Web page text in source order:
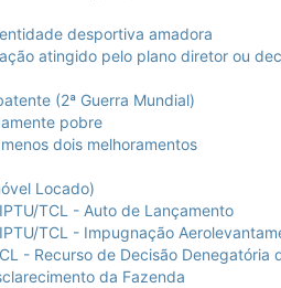
desportiva amadora
atingido pelo plano diretor ou
(2ª Guerra Mundial)
pobre
dois melhoramentos
Locado)
TCL - Auto de Lançamento
TCL - Impugnação
- Recurso de Decisão Denegatória
da Fazenda